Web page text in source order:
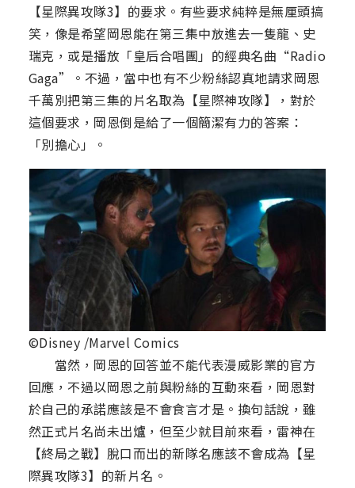
【星際異攻隊3】的要求。有些要求純粹是無厘頭搞
笑，像是希望岡恩能在第三集中放進去一隻龍、史
瑞克，或是播放「皇后合唱團」的經典名曲“Radio
Gaga”。不過，當中也有不少粉絲認真地請求岡恩
千萬別把第三集的片名取為【星際神攻隊】，對於
這個要求，岡恩倒是給了一個簡潔有力的答案：
「別擔心」。
©Disney /Marvel Comics
當然，岡恩的回答並不能代表漫威影業的官方
回應，不過以岡恩之前與粉絲的互動來看，岡恩對
於自己的承諾應該是不會食言才是。換句話說，雖
然正式片名尚未出爐，但至少就目前來看，雷神在
【終局之戰】脫口而出的新隊名應該不會成為【星
際異攻隊3】的新片名。